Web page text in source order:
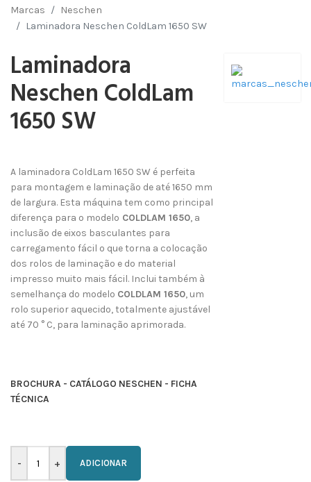
Marcas
Neschen
Laminadora Neschen ColdLam 1650 SW
Laminadora
Neschen ColdLam
1650 SW
A laminadora ColdLam 1650 SW é perfeita
para montagem e laminação de até 1650 mm
de largura. Esta máquina tem como principal
diferença para o modelo COLDLAM 1650, a
inclusão de eixos basculantes para
carregamento fácil o que torna a colocação
dos rolos de laminação e do material
impresso muito mais fácil. Inclui também à
semelhança do modelo COLDLAM 1650, um
rolo superior aquecido, totalmente ajustável
até 70 ° C, para laminação aprimorada.
BROCHURA - CATÁLOGO NESCHEN - FICHA
TÉCNICA
ADICIONAR